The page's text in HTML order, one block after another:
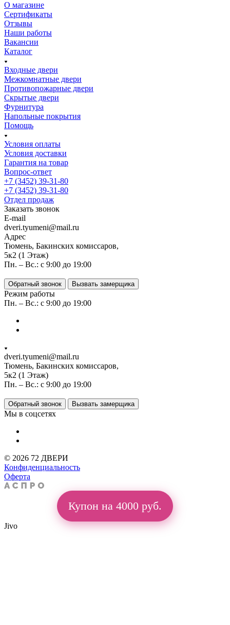
О магазине
Сертификаты
Отзывы
Наши работы
Вакансии
Каталог
Входные двери
Межкомнатные двери
Противопожарные двери
Скрытые двери
Фурнитура
Напольные покрытия
Помощь
Условия оплаты
Условия доставки
Гарантия на товар
Вопрос-ответ
+7 (3452) 39-31-80
+7 (3452) 39-31-80
Отдел продаж
Заказать звонок
E-mail
dveri.tyumeni@mail.ru
Адрес
Тюмень, Бакинских комиссаров,
5к2 (1 Этаж)
Пн. – Вс.: с 9:00 до 19:00
Обратный звонок Вызвать замерщика
Режим работы
Пн. – Вс.: с 9:00 до 19:00
dveri.tyumeni@mail.ru
Тюмень, Бакинских комиссаров,
5к2 (1 Этаж)
Пн. – Вс.: с 9:00 до 19:00
Обратный звонок Вызвать замерщика
Мы в соцсетях
© 2026 72 ДВЕРИ
Конфиденциальность
Оферта
Купон на 4000 руб.
Jivo